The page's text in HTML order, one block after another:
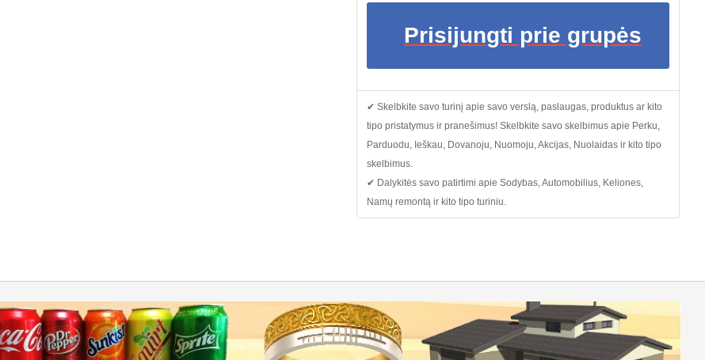
Prisijungti prie grupės
✔ Skelbkite savo turinį apie savo verslą, paslaugas, produktus ar kito
tipo pristatymus ir pranešimus! Skelbkite savo skelbimus apie Perku,
Parduodu, Ieškau, Dovanoju, Nuomoju, Akcijas, Nuolaidas ir kito tipo
skelbimus.
✔ Dalykitės savo patirtimi apie Sodybas, Automobilius, Keliones,
Namų remontą ir kito tipo turiniu.